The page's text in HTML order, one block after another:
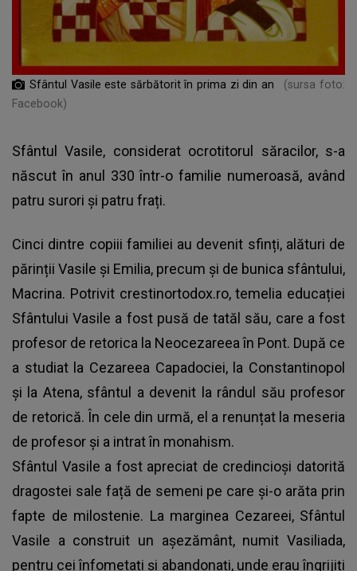
Sfântul Vasile este sărbătorit în prima zi din an
(sursa foto:
Facebook)
Sfântul Vasile, considerat ocrotitorul săracilor, s-a
născut în anul 330 într-o familie numeroasă, având
patru surori și patru frați.
Cinci dintre copiii familiei au devenit sfinți, alături de
părinții Vasile și Emilia, precum și de bunica sfântului,
Macrina. Potrivit crestinortodox.ro, temelia educației
Sfântului Vasile a fost pusă de tatăl său, care a fost
profesor de retorica la Neocezareea în Pont. După ce
a studiat la Cezareea Capadociei, la Constantinopol
și la Atena, sfântul a devenit la rândul său profesor
de retorică. În cele din urmă, el a renunțat la meseria
de profesor și a intrat în monahism.
Sfântul Vasile a fost apreciat de credincioși datorită
dragostei sale față de semeni pe care și-o arăta prin
fapte de milostenie. La marginea Cezareei, Sfântul
Vasile a construit un așezământ, numit Vasiliada,
pentru cei înfometați și abandonați, unde erau îngrijiți